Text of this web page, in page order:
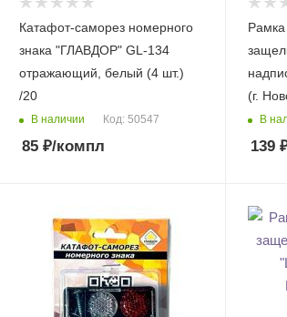
Катафот-саморез номерного
знака "ГЛАВДОР" GL-134
отражающий, белый (4 шт.)
/20
В наличии Код: 50547
85₽/компл
Рамка
(г.
В
139